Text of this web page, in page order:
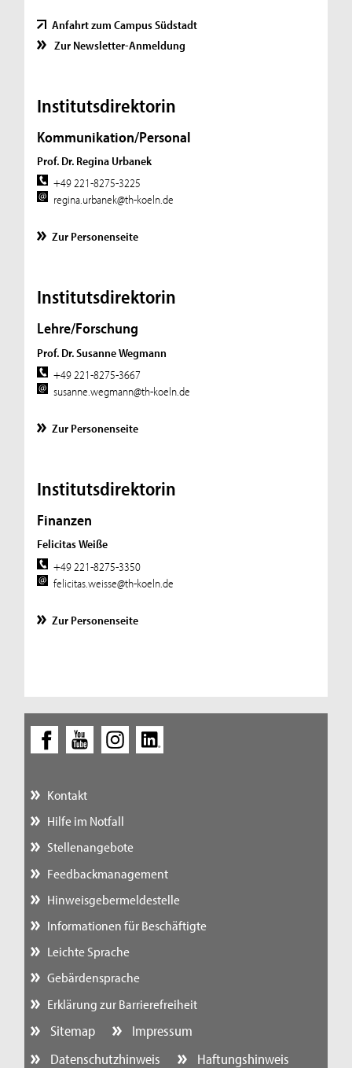
Anfahrt zum Campus Südstadt
Zur Newsletter-Anmeldung
Institutsdirektorin
Kommunikation/Personal
Prof. Dr. Regina Urbanek
+49 221-8275-3225
regina.urbanek@th-koeln.de
Zur Personenseite
Institutsdirektorin
Lehre/Forschung
Prof. Dr. Susanne Wegmann
+49 221-8275-3667
susanne.wegmann@th-koeln.de
Zur Personenseite
Institutsdirektorin
Finanzen
Felicitas Weiße
+49 221-8275-3350
felicitas.weisse@th-koeln.de
Zur Personenseite
Kontakt
Hilfe im Notfall
Stellenangebote
Feedbackmanagement
Hinweisgebermeldestelle
Informationen für Beschäftigte
Leichte Sprache
Gebärdensprache
Erklärung zur Barrierefreiheit
Sitemap
Impressum
Datenschutzhinweis
Haftungshinweis